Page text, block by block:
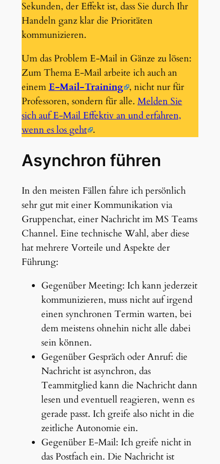
Sekunden, der Effekt ist, dass Sie durch Ihr
Handeln ganz klar die Prioritäten
kommunizieren.
Um das Problem E-Mail in Gänze zu lösen:
Zum Thema E-Mail arbeite ich auch an
einemE-Mail-Training , nicht nur für
Professoren, sondern für alle. Melden Sie
sich auf E-Mail Effektiv an und erfahren,
wenn es los geht .
Asynchron führen
In den meisten Fällen fahre ich persönlich
sehr gut mit einer Kommunikation via
Gruppenchat, einer Nachricht im MS Teams
Channel. Eine technische Wahl, aber diese
hat mehrere Vorteile und Aspekte der
Führung:
Gegenüber Meeting: Ich kann jederzeit
kommunizieren, muss nicht auf irgend
einen synchronen Termin warten, bei
dem meistens ohnehin nicht alle dabei
sein können.
Gegenüber Gespräch oder Anruf: die
Nachricht ist asynchron, das
Teammitglied kann die Nachricht dann
lesen und eventuell reagieren, wenn es
gerade passt. Ich greife also nicht in die
zeitliche Autonomie ein.
Gegenüber E-Mail: Ich greife nicht in
das Postfach ein. Die Nachricht ist